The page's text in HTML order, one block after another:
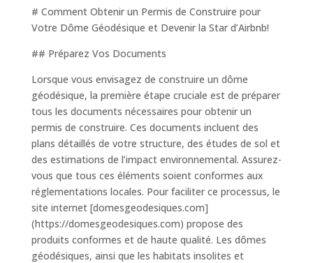
# Comment Obtenir un Permis de Construire pour
Votre Dôme Géodésique et Devenir la Star d’Airbnb!
## Préparez Vos Documents
Lorsque vous envisagez de construire un dôme
géodésique, la première étape cruciale est de préparer
tous les documents nécessaires pour obtenir un
permis de construire. Ces documents incluent des
plans détaillés de votre structure, des études de sol et
des estimations de l’impact environnemental. Assurez-
vous que tous ces éléments soient conformes aux
réglementations locales. Pour faciliter ce processus, le
site internet [domesgeodesiques.com]
(https://domesgeodesiques.com) propose des
produits conformes et de haute qualité. Les dômes
géodésiques, ainsi que les habitats insolites et